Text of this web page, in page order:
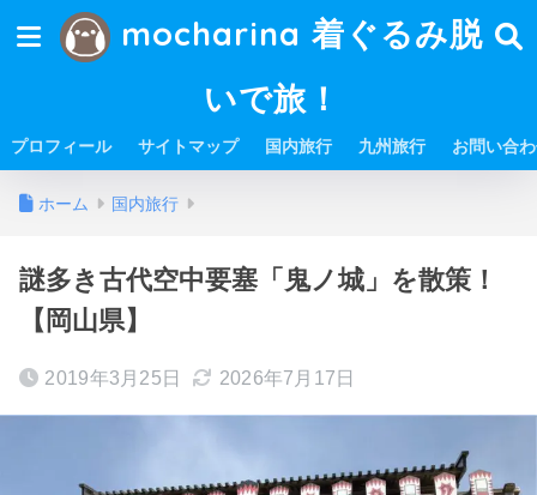
mocharina 着ぐるみ脱
いで旅！
プロフィール サイトマップ 国内旅行 九州旅行 お問い合
ホーム 国内旅行
謎多き古代空中要塞「鬼ノ城」を散策！
【岡山県】
2019年3月25日 2026年7月17日